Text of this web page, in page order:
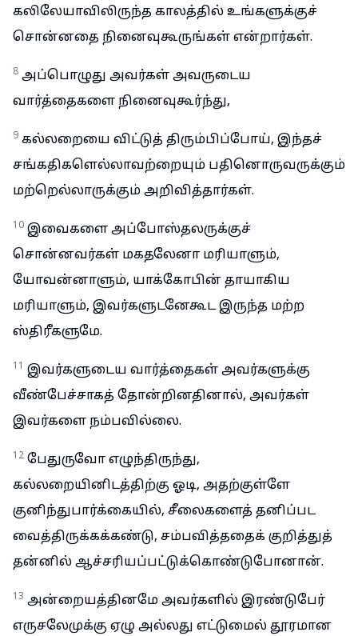
கலிலேயாவிலிருந்த காலத்தில் உங்களுக்குச்
சொன்னதை நினைவுகூருங்கள் என்றார்கள்.
8 அப்பொழுது அவர்கள் அவருடைய
வார்த்தைகளை நினைவுகூர்ந்து,
9 கல்லறையை விட்டுத் திரும்பிப்போய், இந்தச்
சங்கதிகளெல்லாவற்றையும் பதினொருவருக்கும்
மற்றெல்லாருக்கும் அறிவித்தார்கள்.
10 இவைகளை அப்போஸ்தலருக்குச்
சொன்னவர்கள் மகதலேனா மரியாளும்,
யோவன்னாளும், யாக்கோபின் தாயாகிய
மரியாளும், இவர்களுடனேகூட இருந்த மற்ற
ஸ்திரீகளுமே.
11 இவர்களுடைய வார்த்தைகள் அவர்களுக்கு
வீண்பேச்சாகத் தோன்றினதினால், அவர்கள்
இவர்களை நம்பவில்லை.
12 பேதுருவோ எழுந்திருந்து,
கல்லறையினிடத்திற்கு ஓடி, அதற்குள்ளே
குனிந்துபார்க்கையில், சீலைகளைத் தனிப்பட
வைத்திருக்கக்கண்டு, சம்பவித்ததைக் குறித்துத்
தன்னில் ஆச்சரியப்பட்டுக்கொண்டுபோனான்.
13 அன்றையத்தினமே அவர்களில் இரண்டுபேர்
எருசலேமுக்கு ஏழு அல்லது எட்டுமைல் தூரமான